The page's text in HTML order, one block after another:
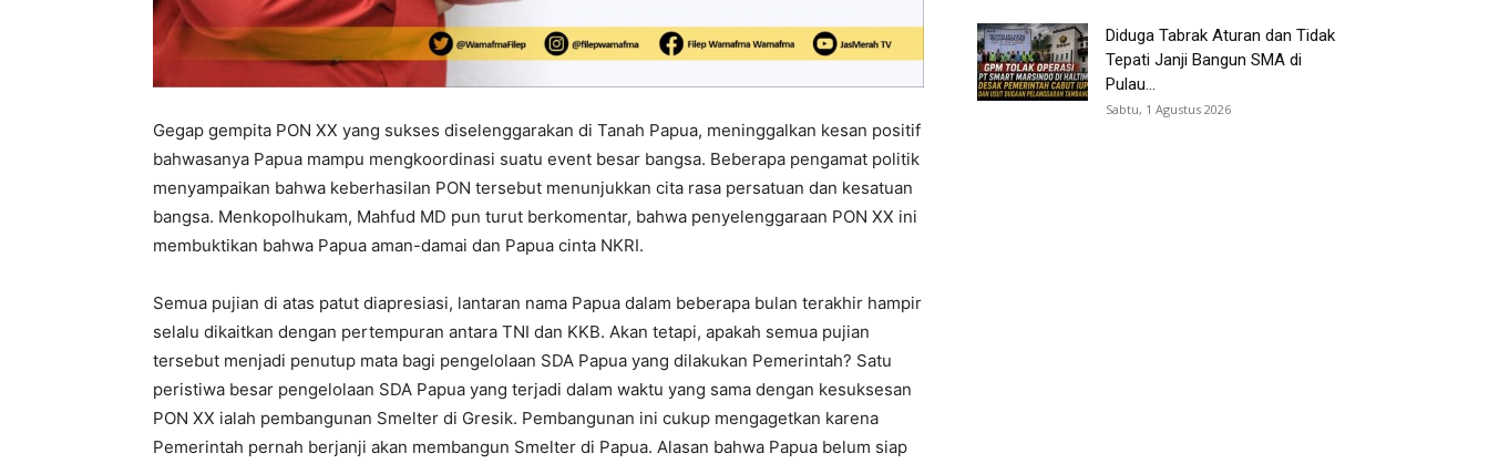
Gegap gempita PON XX yang sukses diselenggarakan di Tanah Papua, meninggalkan kesan positif
bahwasanya Papua mampu mengkoordinasi suatu event besar bangsa. Beberapa pengamat politik
menyampaikan bahwa keberhasilan PON tersebut menunjukkan cita rasa persatuan dan kesatuan
bangsa. Menkopolhukam, Mahfud MD pun turut berkomentar, bahwa penyelenggaraan PON XX ini
membuktikan bahwa Papua aman-damai dan Papua cinta NKRI.
Semua pujian di atas patut diapresiasi, lantaran nama Papua dalam beberapa bulan terakhir hampir
selalu dikaitkan dengan pertempuran antara TNI dan KKB. Akan tetapi, apakah semua pujian
tersebut menjadi penutup mata bagi pengelolaan SDA Papua yang dilakukan Pemerintah? Satu
peristiwa besar pengelolaan SDA Papua yang terjadi dalam waktu yang sama dengan kesuksesan
PON XX ialah pembangunan Smelter di Gresik. Pembangunan ini cukup mengagetkan karena
Pemerintah pernah berjanji akan membangun Smelter di Papua. Alasan bahwa Papua belum siap
Diduga Tabrak Aturan dan Tidak
Tepati Janji Bangun SMA di
Pulau...
Sabtu, 1 Agustus 2026